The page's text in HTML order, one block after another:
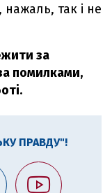
так і не
за
помилками,
ПРАВДУ"!